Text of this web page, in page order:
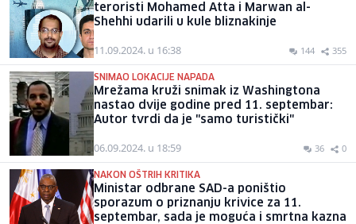
teroristi Mohamed Atta i Marwan al-
Shehhi udarili u kule bliznakinje
11.09.2024. u 16:38 144 355
SNIMAO LOKACIJE NAPADA
Mrežama kruži snimak iz Washingtona
nastao dvije godine pred 11. septembar:
Autor tvrdi da je "samo turistički"
06.09.2024. u 18:59 36 0
NAKON OŠTRIH KRITIKA
Ministar odbrane SAD-a poništio
sporazum o priznanju krivice za 11.
septembar, sada je moguća i smrtna kazna